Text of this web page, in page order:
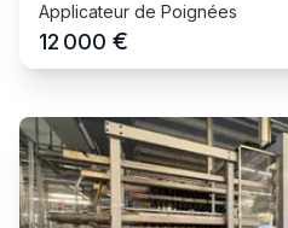
Applicateur de Poignées
12 000 €